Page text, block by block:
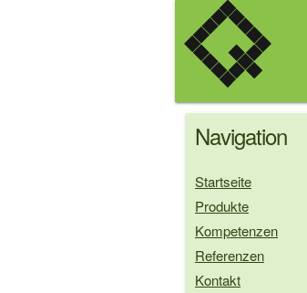
Navigation
Startseite
Produkte
Kompetenzen
Referenzen
Kontakt